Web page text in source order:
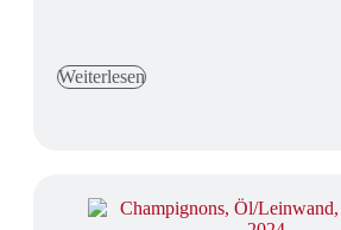
Weiterlesen